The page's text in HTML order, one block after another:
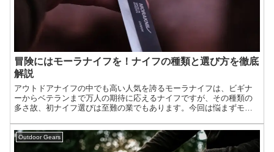
冒険にはモーラナイフを！ナイフの種類と選び方を徹底
解説
アウトドアナイフの中でも高い人気を誇るモーラナイフは、ビギナ
ーからベテランまで万人の期待に応えるナイフですが、その種類の
多さ故、初ナイフ選びは至難の業でもあります。今回は悩まずモー
掘り下げていきます。
Outdoor Gears